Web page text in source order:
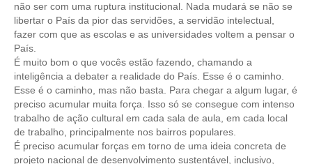
AUTÔNOMOS E SERVIÇOS
NEWSLETTER
GUIA DAS ENGENHARIAS
CONTATO
CURSOS
ENGENHEIRO EMPREENDEDOR
não ser com uma ruptura institucional. Nada mudará se não se
libertar o País da pior das servidões, a servidão intelectual,
fazer com que as escolas e as universidades voltem a pensar o
País.
É muito bom o que vocês estão fazendo, chamando a
inteligência a debater a realidade do País. Esse é o caminho.
Esse é o caminho, mas não basta. Para chegar a algum lugar, é
preciso acumular muita força. Isso só se consegue com intenso
trabalho de ação cultural em cada sala de aula, em cada local
de trabalho, principalmente nos bairros populares.
É preciso acumular forças em torno de uma ideia concreta de
projeto nacional de desenvolvimento sustentável, inclusivo,